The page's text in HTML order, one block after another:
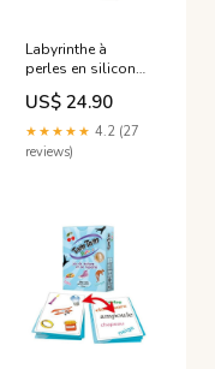
Labyrinthe à
perles en silicone
urban green vert
New Classic Toys
US$ 24.90
★★★★★ 4.2 (27
reviews)